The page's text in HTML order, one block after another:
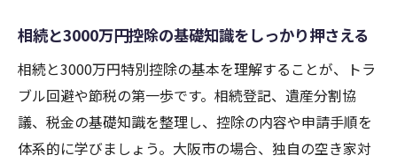
相続と3000万円控除の基礎知識をしっかり押さえる
相続と3000万円特別控除の基本を理解することが、トラ
ブル回避や節税の第一歩です。相続登記、遺産分割協
議、税金の基礎知識を整理し、控除の内容や申請手順を
体系的に学びましょう。大阪市の場合、独自の空き家対